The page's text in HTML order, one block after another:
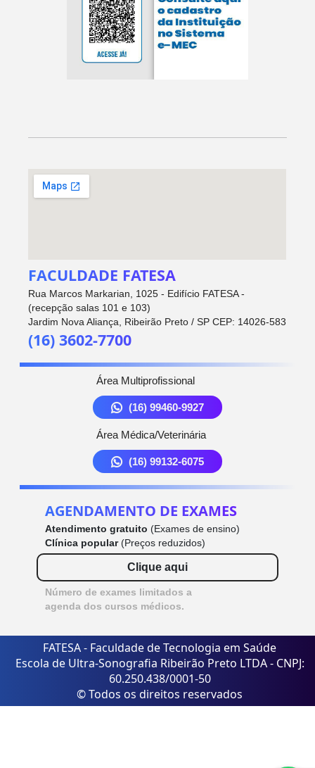
FACULDADE FATESA
Rua Marcos Markarian, 1025 - Edifício FATESA -
(recepção salas 101 e 103)
Jardim Nova Aliança, Ribeirão Preto / SP CEP: 14026-583
(16) 3602-7700
Área Multiprofissional
(16) 99460-9927
Área Médica/Veterinária
(16) 99132-6075
AGENDAMENTO DE EXAMES
Atendimento gratuito (Exames de ensino)
Clínica popular(Preços reduzidos)
Clique aqui
Número de exames limitados a
agenda dos cursos médicos.
FATESA - Faculdade de Tecnologia em Saúde
Escola de Ultra-Sonografia Ribeirão Preto LTDA - CNPJ:
60.250.438/0001-50
© Todos os direitos reservados